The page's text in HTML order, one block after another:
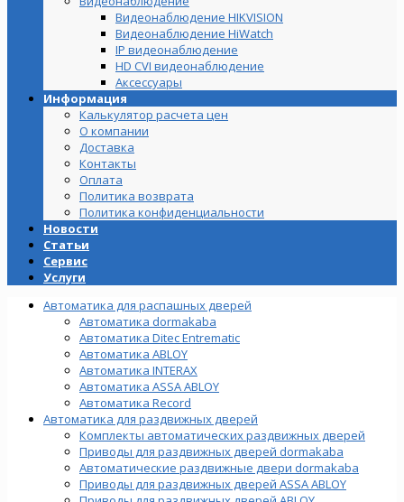
Видеонаблюдение HIKVISION
Видеонаблюдение HiWatch
IP видеонаблюдение
HD CVI видеонаблюдение
Аксессуары
Информация
Калькулятор расчета цен
О компании
Доставка
Контакты
Оплата
Политика возврата
Политика конфиденциальности
Новости
Статьи
Сервис
Услуги
Автоматика для распашных дверей
Автоматика dormakaba
Автоматика Ditec Entrematic
Автоматика ABLOY
Автоматика INTERAX
Автоматика ASSA ABLOY
Автоматика Record
Автоматика для раздвижных дверей
Комплекты автоматических раздвижных дверей
Приводы для раздвижных дверей dormakaba
Автоматические раздвижные двери dormakaba
Приводы для раздвижных дверей ASSA ABLOY